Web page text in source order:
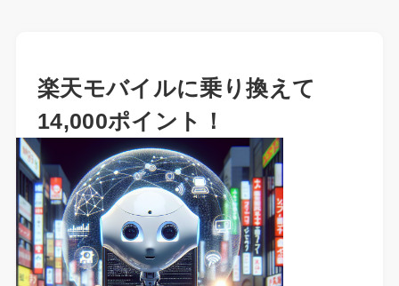
楽天モバイルに乗り換えて
14,000ポイント！